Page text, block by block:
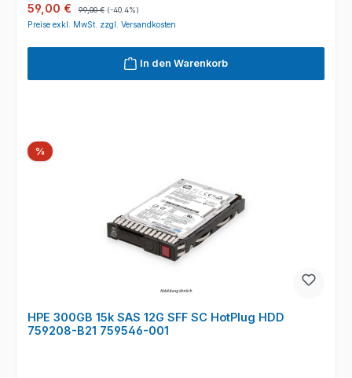
Verkaufspreis:
59,00 € 99,00 € (-40.4%)
Preise exkl. MwSt. zzgl. Versandkosten
In den Warenkorb
%Rabatt
HPE 300GB 15k SAS 12G SFF SC HotPlug HDD
759208-B21 759546-001